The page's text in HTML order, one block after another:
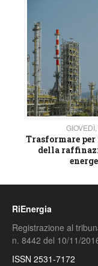
Trasformare
della
RiEnergia
Registrazione al
n. 8442 del 10/11/
ISSN 2531-7172